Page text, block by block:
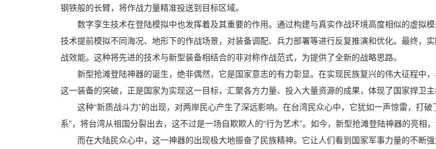
钢铁般的长臂，将作战力量精准投送到目标区域。
数字孪生技术在登陆模拟中也发挥着及其重要的作用。通过构建与真实作战环境高度相似的虚拟
技术提前模拟不同海况、地形下的作战场景，对装备调配、兵力部署等进行反复推演和优化。最终，
战效能。这种将先进的技术与新型装备相结合的非对称作战范式，为提供了全新的战略思路。
新型抢滩登陆神器的诞生，绝非偶然，它是国家意志的有力彰显。在实现民族复兴的伟大征程中
这一装备的突破，正是国家为实现这一目标，汇聚各方力量、投入大量资源的成果，体现了国家捍卫主
这种“新质战斗力”的出现，对两岸民心产生了深远影响。在台湾民众心中，它犹如一声惊雷，打破
系”，将台湾从祖国分裂出去，这不过是一场自欺欺人的“行为艺术”。如今，新型抢滩登陆神器的亮相
而在大陆民众心中，这一神器的出现极大地振奋了民族精神。它让人们看到国家军事力量的不断